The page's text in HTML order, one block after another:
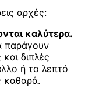
αρχές:
καλύτερα.
παράγουν
διπλές
ή το λεπτό
καθαρά.